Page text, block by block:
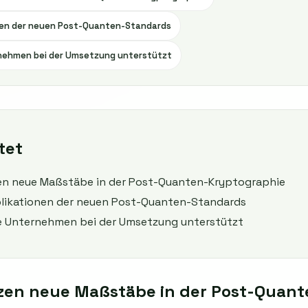
der neuen Post-Quanten-Standards
bei der Umsetzung unterstützt
neue Maßstäbe in der Post-Quanten-Kryptographie
der neuen Post-Quanten-Standards
Unternehmen bei der Umsetzung unterstützt
neue Maßstäbe in der Post-